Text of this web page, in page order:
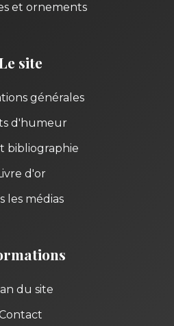
et ornements
site
générales
d'humeur
bibliographie
d'or
les médias
du site